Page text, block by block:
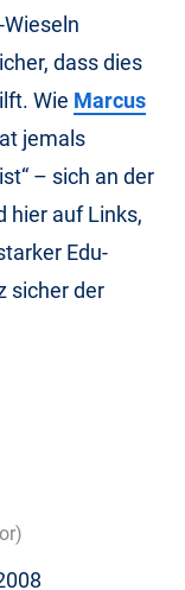
dass dies
Wie Marcus
jemals
– sich an der
hier auf Links,
Edu-
sicher der